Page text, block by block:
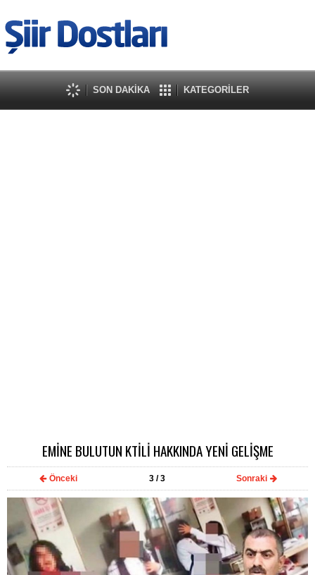
SON DAKİKA KATEGORİLER
EMİNE BULUTUN KTİLİ HAKKINDA YENİ GELİŞME
Önceki 3 / 3 Sonraki